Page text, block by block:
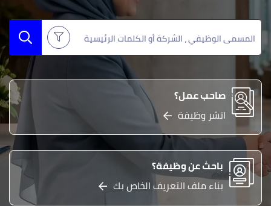
صاحب عمل؟
انشر وظيفة
باحث عن وظيفة؟
بناء ملف التعريف الخاص بك